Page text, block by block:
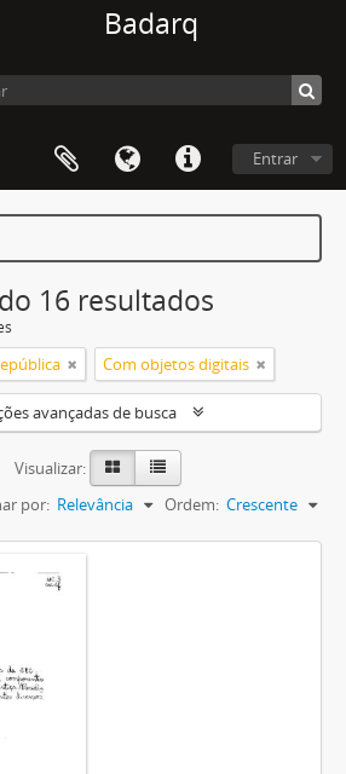
Badarq
Entrar
16 resultados
Com objetos digitais
avançadas de busca
Visualizar:
por: Relevância Ordem: Crescente